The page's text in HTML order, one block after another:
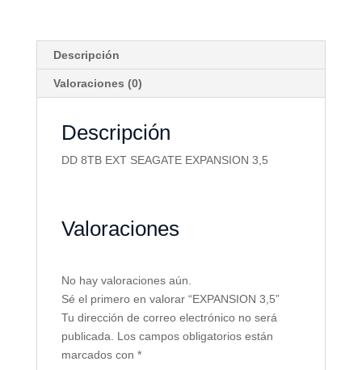
Descripción
Valoraciones (0)
Descripción
DD 8TB EXT SEAGATE EXPANSION 3,5
Valoraciones
No hay valoraciones aún.
Sé el primero en valorar “EXPANSION 3,5”
Tu dirección de correo electrónico no será
publicada. Los campos obligatorios están
marcados con *